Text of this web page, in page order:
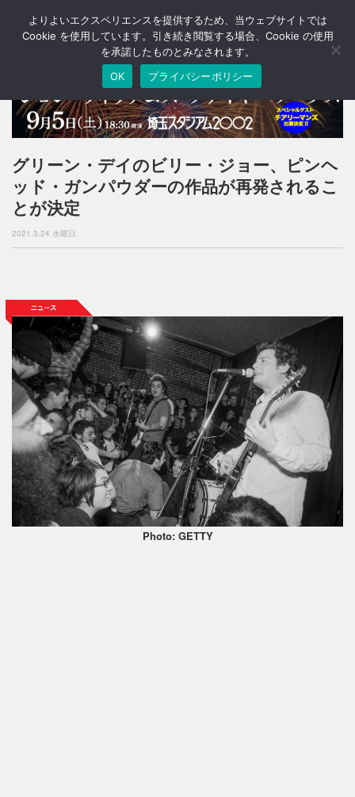
T
o
a
v
g
a
n
グリーン・デイのビリー・ジョー、ピンヘ
ッド・ガンパウダーの作品が再発されるこ
とが決定
2021.3.24 水曜日
Photo: GETTY
よりよいエクスペリエンスを提供するため、当ウェブサイトでは
Cookie を使用しています。引き続き閲覧する場合、Cookie の使用
を承諾したものとみなされます。
OK
プライバシーポリシー